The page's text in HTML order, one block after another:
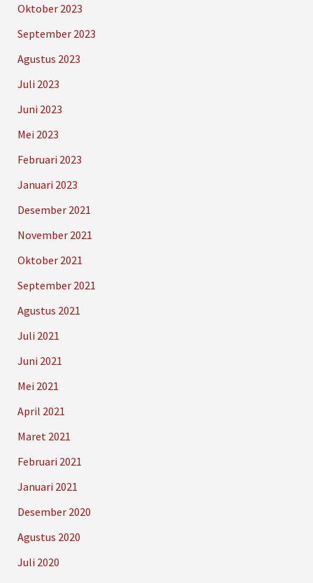
Oktober 2023
September 2023
Agustus 2023
Juli 2023
Juni 2023
Mei 2023
Februari 2023
Januari 2023
Desember 2021
November 2021
Oktober 2021
September 2021
Agustus 2021
Juli 2021
Juni 2021
Mei 2021
April 2021
Maret 2021
Februari 2021
Januari 2021
Desember 2020
Agustus 2020
Juli 2020